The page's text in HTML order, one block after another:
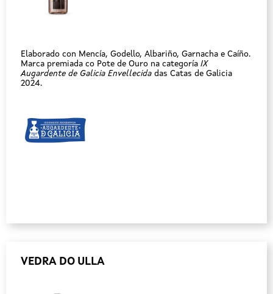
Elaborado con Mencía, Godello, Albariño, Garnacha e Caíño.
Marca premiada co Pote de Ouro na categoría IX
Augardente de Galicia Envellecida das Catas de Galicia
2024.
VEDRA DO ULLA